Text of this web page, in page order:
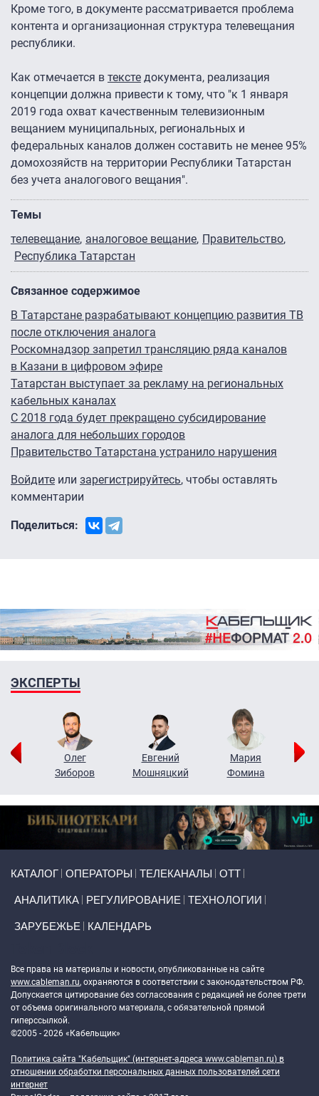
Кроме того, в документе рассматривается проблема
контента и организационная структура телевещания
республики.
Как отмечается в тексте документа, реализация
концепции должна привести к тому, что "к 1 января
2019 года охват качественным телевизионным
вещанием муниципальных, региональных и
федеральных каналов должен составить не менее 95%
домохозяйств на территории Республики Татарстан
без учета аналогового вещания".
Темы
телевещание аналоговое вещание Правительство
Республика Татарстан
Связанное содержимое
В Татарстане разрабатывают концепцию развития ТВ
после отключения аналога
Роскомнадзор запретил трансляцию ряда каналов
в Казани в цифровом эфире
Татарстан выступает за рекламу на региональных
кабельных каналах
С 2018 года будет прекращено субсидирование
аналога для небольших городов
Правительство Татарстана устранило нарушения
Войдите или зарегистрируйтесь, чтобы оставлять
комментарии
Поделиться:
ЭКСПЕРТЫ
Олег
Зиборов
Евгений
Мошняцкий
Мария
Фомина
КАТАЛОГ ОПЕРАТОРЫ ТЕЛЕКАНАЛЫ ОТТ
АНАЛИТИКА РЕГУЛИРОВАНИЕ ТЕХНОЛОГИИ
ЗАРУБЕЖЬЕ КАЛЕНДАРЬ
Все права на материалы и новости, опубликованные на сайте
www.cableman.ru, охраняются в соответствии с законодательством РФ.
Допускается цитирование без согласования с редакцией не более трети
от объема оригинального материала, с обязательной прямой
гиперссылкой.
©2005 - 2026 «Кабельщик»
Политика сайта "Кабельщик" (интернет-адреса www.cableman.ru) в
отношении обработки персональных данных пользователей сети
интернет